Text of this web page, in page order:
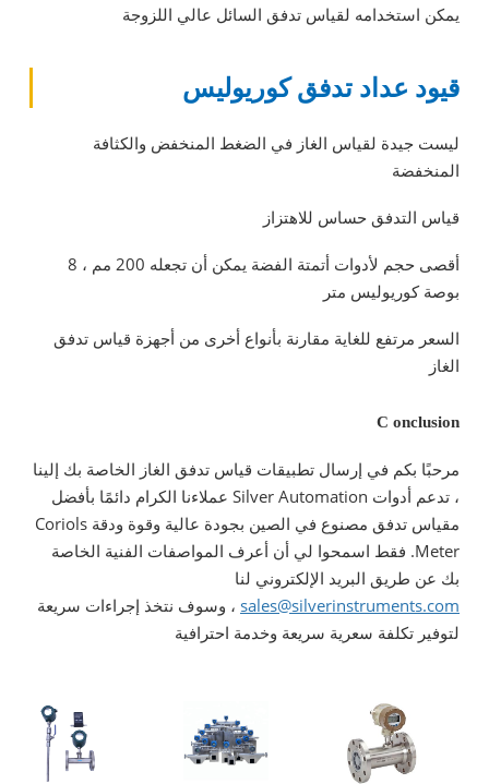
يمكن استخدامه لقياس تدفق السائل عالي اللزوجة
قيود عداد تدفق كوريوليس
ليست جيدة لقياس الغاز في الضغط المنخفض والكثافة
المنخفضة
قياس التدفق حساس للاهتزاز
أقصى حجم لأدوات أتمتة الفضة يمكن أن تجعله 200 مم ، 8
بوصة كوريوليس متر
السعر مرتفع للغاية مقارنة بأنواع أخرى من أجهزة قياس تدفق
الغاز
C onclusion
مرحبًا بكم في إرسال تطبيقات قياس تدفق الغاز الخاصة بك إلينا
، تدعم أدوات Silver Automation عملاءنا الكرام دائمًا بأفضل
مقياس تدفق مصنوع في الصين
بجودة عالية وقوة ودقة Coriols
Meter. فقط اسمحوا لي أن أعرف المواصفات الفنية الخاصة
بك عن طريق البريد الإلكتروني لنا
sales@silverinstruments.com ، وسوف نتخذ إجراءات سريعة
لتوفير تكلفة سعرية سريعة وخدمة احترافية